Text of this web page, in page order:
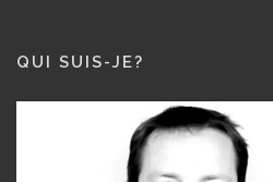
QUI SUIS-JE?